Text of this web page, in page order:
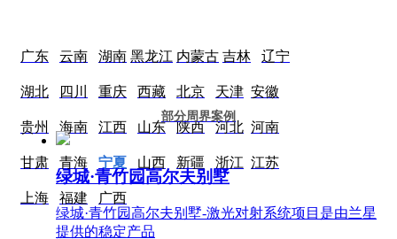
广东 云南 湖南 黑龙江 内蒙古 吉林 辽宁
湖北 四川 重庆 西藏 北京 天津 安徽
贵州 海南 江西 山东 陕西 河北 河南
甘肃 青海 宁夏 山西 新疆 浙江 江苏
上海 福建 广西
部分周界案例
绿城·青竹园高尔夫别墅
绿城·青竹园高尔夫别墅-激光对射系统项目是由兰星
提供的稳定产品